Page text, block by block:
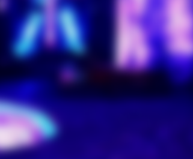
BRAINBERRIES
10 Foods That Instantly Reduce